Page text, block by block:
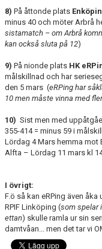
8) På åttonde plats
minus 40 och möter Arbrå
sistamatch – om Arbrå
kan också sluta på 12)
9) På nionde plats HK
målskillnad och har
den 5 mars (eRPing har
10 men måste vinna med
10) Sist men med
355-414 = minus 59 i
Lördag 4 Mars hemma mot
Alfta – Lördag 11 mars kl
I övrigt:
F.ö så kan eRPing även
RPIF Linköping (som spelar
ettan) skulle ramla ur sin
damtvåan... men det tar vi